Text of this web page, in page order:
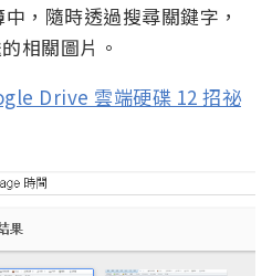
，隨時透過搜尋關鍵字，
相關圖片。
Drive 雲端硬碟 12 招祕